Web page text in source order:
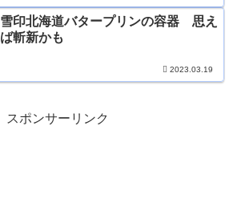
雪印北海道バタープリンの容器 思え
ば斬新かも
2023.03.19
スポンサーリンク